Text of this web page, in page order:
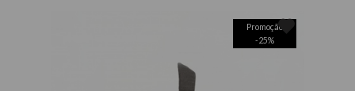
Promoção
-25%